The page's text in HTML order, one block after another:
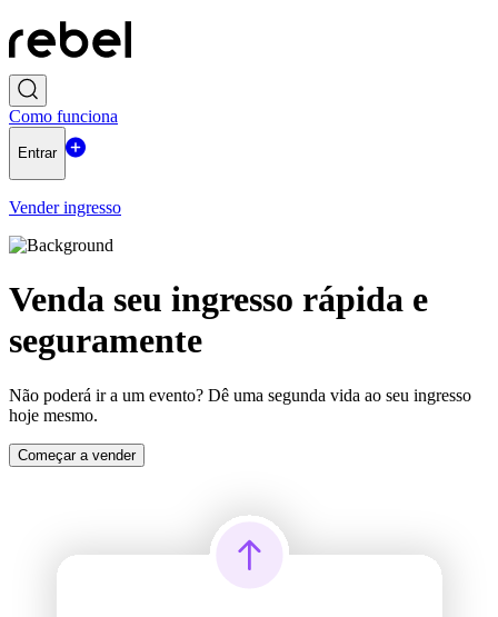
Como funciona
Entrar
Vender ingresso
Venda seu ingresso rápida e
seguramente
Não poderá ir a um evento? Dê uma segunda vida ao seu ingresso
hoje mesmo.
Começar a vender